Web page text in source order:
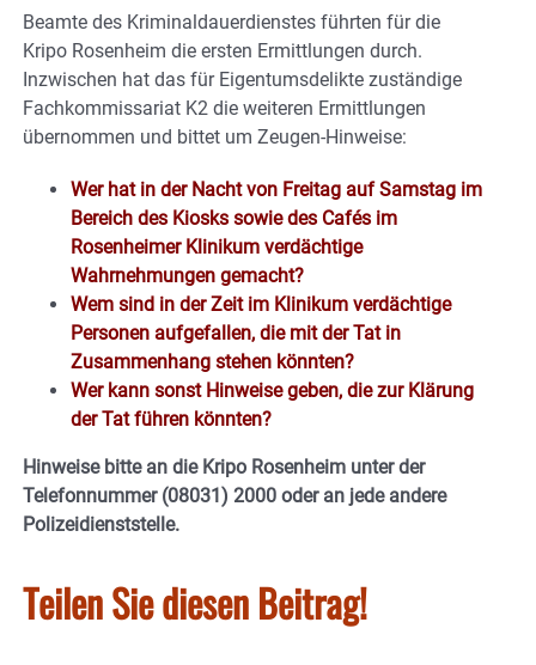
Beamte des Kriminaldauerdienstes führten für die
Kripo Rosenheim die ersten Ermittlungen durch.
Inzwischen hat das für Eigentumsdelikte zuständige
Fachkommissariat K2 die weiteren Ermittlungen
übernommen und bittet um Zeugen-Hinweise:
Wer hat in der Nacht von Freitag auf Samstag im
Bereich des Kiosks sowie des Cafés im
Rosenheimer Klinikum verdächtige
Wahrnehmungen gemacht?
Wem sind in der Zeit im Klinikum verdächtige
Personen aufgefallen, die mit der Tat in
Zusammenhang stehen könnten?
Wer kann sonst Hinweise geben, die zur Klärung
der Tat führen könnten?
Hinweise bitte an die Kripo Rosenheim unter der
Telefonnummer (08031) 2000 oder an jede andere
Polizeidienststelle.
Teilen Sie diesen Beitrag!